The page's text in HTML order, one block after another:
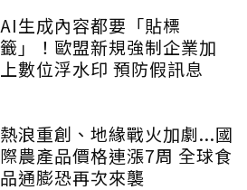
AI生成內容都要「貼標
籤」！歐盟新規強制企業加
上數位浮水印 預防假訊息
熱浪重創、地緣戰火加劇...國
際農產品價格連漲7周 全球食
品通膨恐再次來襲